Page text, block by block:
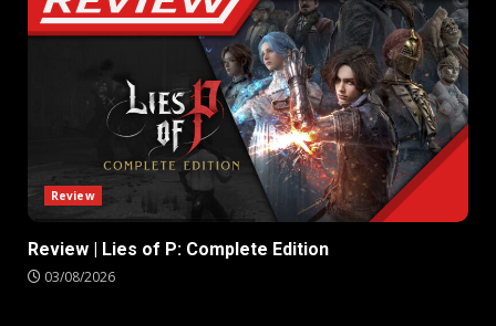
Review
Review | Lies of P: Complete Edition
03/08/2026